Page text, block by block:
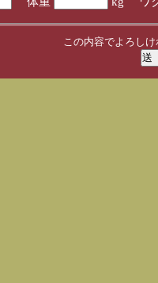
この内容でよろし